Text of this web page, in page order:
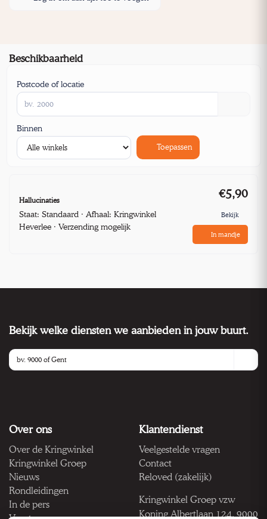
Beschikbaarheid
Postcode of locatie
Binnen
Toepassen
Hallucinaties
Staat: Standaard · Afhaal: Kringwinkel
Heverlee · Verzending mogelijk
€5,90
Bekijk
In mandje
Bekijk welke diensten we aanbieden in jouw buurt.
Over ons
Over de Kringwinkel
Kringwinkel Groep
Nieuws
Rondleidingen
In de pers
Klantendienst
Veelgestelde vragen
Contact
Reloved (zakelijk)
Kringwinkel Groep vzw
Koning Albertlaan 124, 9000